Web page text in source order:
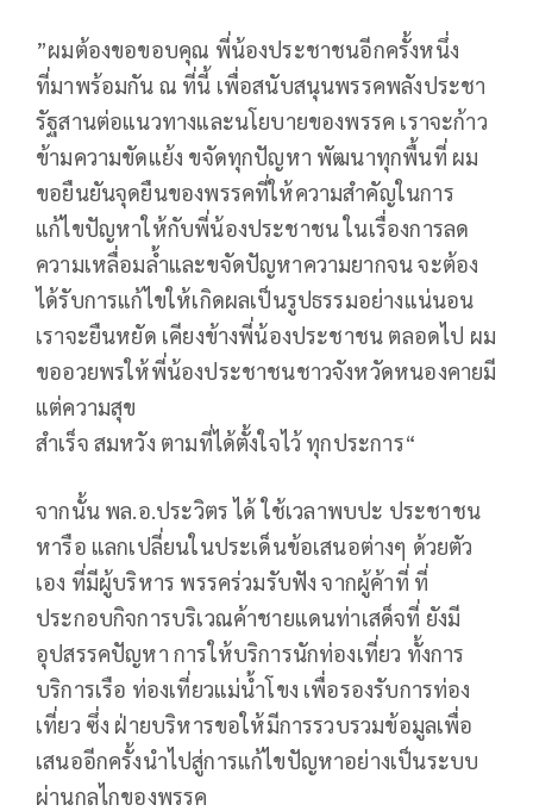
”ผมต้องขอขอบคุณ พี่น้องประชาชนอีกครั้งหนึ่ง
ที่มาพร้อมกัน ณ ที่นี้ เพื่อสนับสนุนพรรคพลังประชา
รัฐสานต่อแนวทางและนโยบายของพรรค เราจะก้าว
ข้ามความขัดแย้ง ขจัดทุกปัญหา พัฒนาทุกพื้นที่ ผม
ขอยืนยันจุดยืนของพรรคที่ให้ความสำคัญในการ
แก้ไขปัญหาให้กับพี่น้องประชาชน ในเรื่องการลด
ความเหลื่อมล้ำและขจัดปัญหาความยากจน จะต้อง
ได้รับการแก้ไขให้เกิดผลเป็นรูปธรรมอย่างแน่นอน
เราจะยืนหยัด เคียงข้างพี่น้องประชาชน ตลอดไป ผม
ขออวยพรให้พี่น้องประชาชนชาวจังหวัดหนองคายมี
แต่ความสุข
สำเร็จ สมหวัง ตามที่ได้ตั้งใจไว้ ทุกประการ“
จากนั้น พล.อ.ประวิตร ได้ ใช้เวลาพบปะ ประชาชน
หารือ แลกเปลี่ยนในประเด็นข้อเสนอต่างๆ ด้วยตัว
เอง ที่มีผู้บริหาร พรรคร่วมรับฟัง จากผู้ค้าที่ ที่
ประกอบกิจการบริเวณค้าชายแดนท่าเสด็จที่ ยังมี
อุปสรรคปัญหา การให้บริการนักท่องเที่ยว ทั้งการ
บริการเรือ ท่องเที่ยวแม่น้ำโขง เพื่อรองรับการท่อง
เที่ยว ซึ่ง ฝ่ายบริหารขอให้มีการรวบรวมข้อมูลเพื่อ
เสนออีกครั้งนำไปสู่การแก้ไขปัญหาอย่างเป็นระบบ
ผ่านกลไกของพรรค